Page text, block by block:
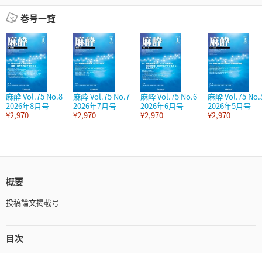
巻号一覧
麻酔 Vol.75 No.8
2026年8月号
¥2,970
麻酔 Vol.75 No.7
2026年7月号
¥2,970
麻酔 Vol.75 No.6
2026年6月号
¥2,970
麻酔 Vol.75
2026年5月号
¥2,970
概要
投稿論文掲載号
目次